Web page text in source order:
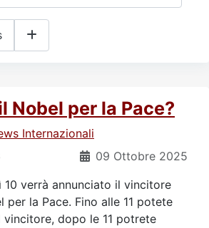
Nobel per la Pace?
Internazionali
09 Ottobre 2025
10 verrà annunciato il vincitore
per la Pace. Fino alle 11 potete
vincitore, dopo le 11 potrete